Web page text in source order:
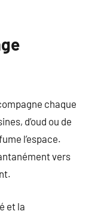
chaque
d’oud ou de
l’espace.
vers
et la